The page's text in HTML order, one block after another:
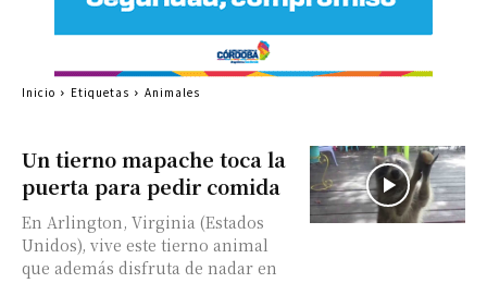
Un tierno mapache toca la
puerta para pedir comida
En Arlington, Virginia (Estados
Unidos), vive este tierno animal
que además disfruta de nadar en
Inicio Etiquetas Animales